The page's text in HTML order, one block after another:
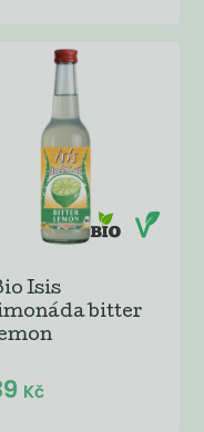
Isis
bitter
Kč